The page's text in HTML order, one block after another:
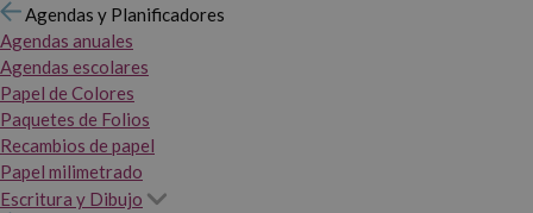
Agendas y Planificadores
Agendas anuales
Agendas escolares
Papel de Colores
Paquetes de Folios
Recambios de papel
Papel milimetrado
Escritura y Dibujo